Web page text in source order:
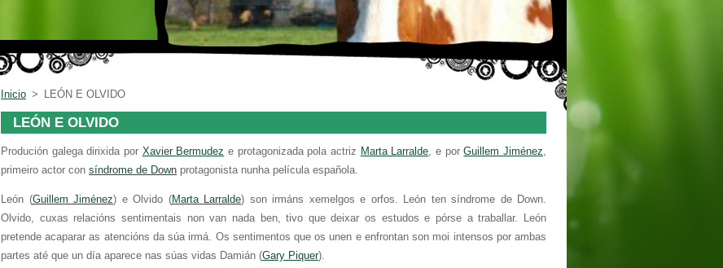
Inicio > LEÓN E OLVIDO
LEÓN E OLVIDO
Produción galega dirixida por Xavier Bermudez e protagonizada pola actriz Marta Larralde , e porGuillem Jiménez
primeiro actor con síndrome de Down protagonista nunha película española.
León (Guillem Jiménez) e Olvido (Marta Larralde) son irmáns xemelgos e orfos. León ten síndrome de Down.
Olvido, cuxas relacións sentimentais non van nada ben, tivo que deixar os estudos e pórse a traballar. León
pretende acaparar as atencións da súa irmá. Os sentimentos que os unen e enfrontan son moi intensos por ambas
partes até que un día aparece nas súas vidas Damián (Gary Piquer).